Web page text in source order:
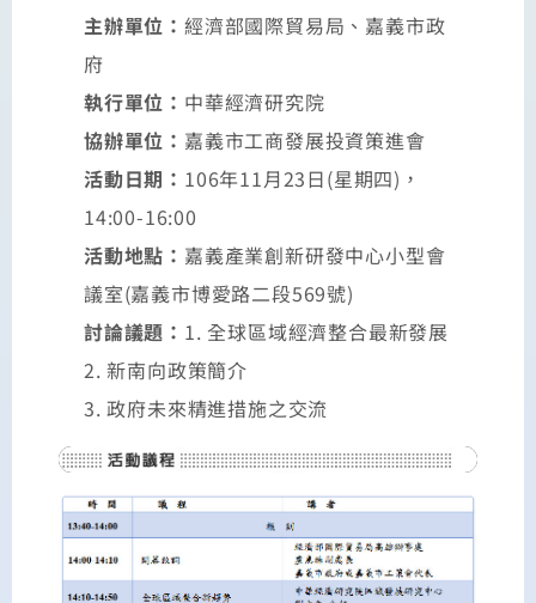
主辦單位： 經濟部國際貿易局、嘉義市政
府
執行單位： 中華經濟研究院
協辦單位： 嘉義市工商發展投資策進會
活動日期： 106年11月23日(星期四)，
14:00-16:00
活動地點： 嘉義產業創新研發中心小型會
議室(嘉義市博愛路二段569號)
討論議題： 1. 全球區域經濟整合最新發展
2. 新南向政策簡介
3. 政府未來精進措施之交流